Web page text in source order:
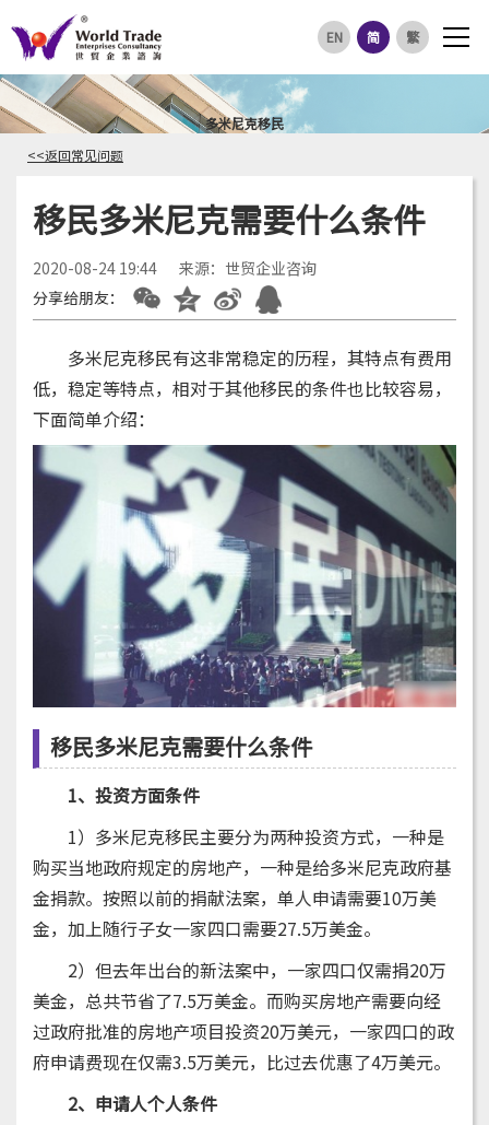
EN 简 繁
多米尼克移民
<<返回常见问题
移民多米尼克需要什么条件
2020-08-24 19:44
来源：世贸企业咨询
分享给朋友：
多米尼克移民有这非常稳定的历程，其特点有费用
低，稳定等特点，相对于其他移民的条件也比较容易，
下面简单介绍：
移民多米尼克需要什么条件
1、投资方面条件
1）多米尼克移民主要分为两种投资方式，一种是
购买当地政府规定的房地产，一种是给多米尼克政府基
金捐款。按照以前的捐献法案，单人申请需要10万美
金，加上随行子女一家四口需要27.5万美金。
2）但去年出台的新法案中，一家四口仅需捐20万
美金，总共节省了7.5万美金。而购买房地产需要向经
过政府批准的房地产项目投资20万美元，一家四口的政
府申请费现在仅需3.5万美元，比过去优惠了4万美元。
2、申请人个人条件